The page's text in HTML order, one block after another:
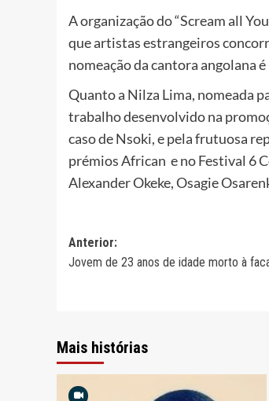
A organização do “Scream all
que artistas estrangeiros
nomeação da cantora angolana
Quanto a Nilza Lima, nomeada
trabalho desenvolvido na
caso de Nsoki, e pela frutuosa
prémios African e no Festival 6
Alexander Okeke, Osagie
Navegação
de
Anterior:
Jovem de 23 anos de idade morto à
Mais histórias